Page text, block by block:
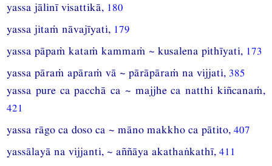
yassa jālinī visattikā, 180
yassa jitaṁ nāvajīyati, 179
yassa pāpaṁ kataṁ kammaṁ ~ kusalena pithīyati, 173
yassa pāraṁ apāraṁ vā ~ pārāpāraṁ na vijjati, 385
yassa pure ca pacchā ca ~ majjhe ca natthi kiñcanaṁ,
421
yassa rāgo ca doso ca ~ māno makkho ca pātito,407
yassālayā na vijjanti, ~ aññāya akathaṅkathī,411